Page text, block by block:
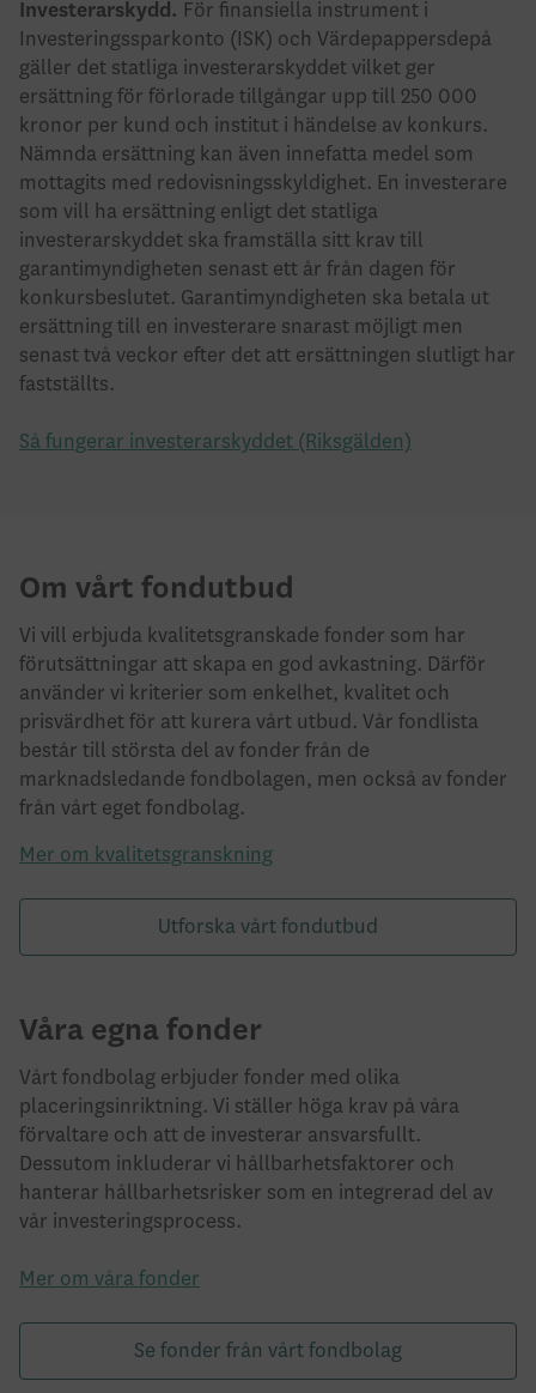
Investerarskydd. För finansiella instrument i
Investeringssparkonto (ISK) och Värdepappersdepå
gäller det statliga investerarskyddet vilket ger
ersättning för förlorade tillgångar upp till 250 000
kronor per kund och institut i händelse av konkurs.
Nämnda ersättning kan även innefatta medel som
mottagits med redovisningsskyldighet. En investerare
som vill ha ersättning enligt det statliga
investerarskyddet ska framställa sitt krav till
garantimyndigheten senast ett år från dagen för
konkursbeslutet. Garantimyndigheten ska betala ut
ersättning till en investerare snarast möjligt men
senast två veckor efter det att ersättningen slutligt har
fastställts.
Så fungerar investerarskyddet (Riksgälden)
Om vårt fondutbud
Vi vill erbjuda kvalitetsgranskade fonder som har
förutsättningar att skapa en god avkastning. Därför
använder vi kriterier som enkelhet, kvalitet och
prisvärdhet för att kurera vårt utbud. Vår fondlista
består till största del av fonder från de
marknadsledande fondbolagen, men också av fonder
från vårt eget fondbolag.
Mer om kvalitetsgranskning
Utforska vårt fondutbud
Våra egna fonder
Vårt fondbolag erbjuder fonder med olika
placeringsinriktning. Vi ställer höga krav på våra
förvaltare och att de investerar ansvarsfullt.
Dessutom inkluderar vi hållbarhetsfaktorer och
hanterar hållbarhetsrisker som en integrerad del av
vår investeringsprocess.
Mer om våra fonder
Se fonder från vårt fondbolag